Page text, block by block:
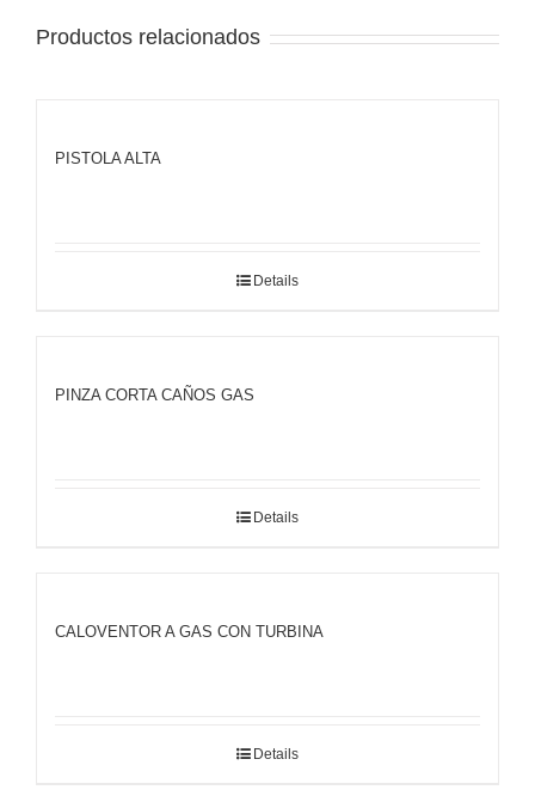
Productos relacionados
PISTOLA ALTA
Details
PINZA CORTA CAÑOS GAS
Details
CALOVENTOR A GAS CON TURBINA
Details